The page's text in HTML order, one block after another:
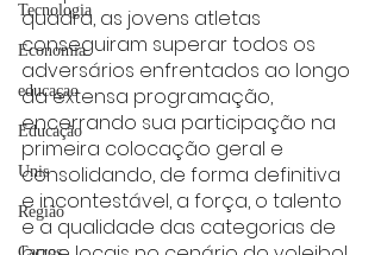
Tecnologia
Economia
educaçao
Educação
Unis
Região
quadra, as jovens atletas
conseguiram superar todos os
adversários enfrentados ao longo
da extensa programação,
encerrando sua participação na
primeira colocação geral e
consolidando, de forma definitiva
e incontestável, a força, o talento
e a qualidade das categorias de